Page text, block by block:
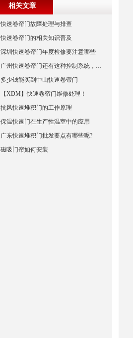
相关文章
快速卷帘门故障处理与排查
快速卷帘门的相关知识普及
深圳快速卷帘门年度检修要注意哪些
广州快速卷帘门还有这种控制系统，您知道吗？
多少钱能买到中山快速卷帘门
【XDM】快速卷帘门维修处理！
抗风快速堆积门的工作原理
保温快速门在生产性温室中的应用
广东快速堆积门批发要点有哪些呢?
磁吸门帘如何安装